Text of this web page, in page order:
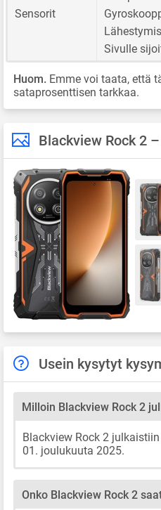
Sensorit
Sivulle
Huom. Emme voi taata, että
sataprosenttisen tarkkaa.
Blackview Rock 2
Usein kysytyt
Milloin Blackview Rock 2
Blackview Rock 2
01. joulukuuta 2025.
Onko Blackview Rock 2